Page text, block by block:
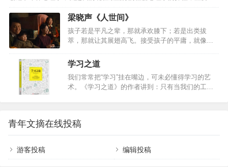
没有思想的局面，这恐怕是以后你们发展的最大瓶颈。”手机很好玩，但
玩手机不会产生价值，而且在浪费价值手机是真的好玩，一玩就能玩一
天…
究人在社会环境影响下的心理活动。关于本书：收集了阿德勒一生的重
要的思想，包括怎么样对待自卑，家庭对一个孩子有什么样的影响，怎
么培养社会兴趣，怎么样融入社会。第一部分：我们和世界的关系阿德
勒认为我们每个人在生活中的一举一动，都是对别人的表演，这个表演
中包括了自己的生存模式。早期的生活风格，在3-5岁的时候就已经基本
形成了。作者为我们总结了四种常见的生活风格第一种.支配统治型…
梁晓声《人世间》
孩子若是平凡之辈，那就承欢膝下；若是出类拔
萃，那就让其展翅高飞。接受孩子的平庸，就像孩
父，孝不比兄，苦不责妻，气不凶子。《人世间》
讲的什么故事？上世纪六十年代末，北方某省会城
市“光字片”区居住着周姓一家，父亲周志刚在西南参
加“大三线”建设，长子周秉义响应国家号召成为第一
的岁月里周家人的命运与时代变迁交织在一起，周
秉义大学毕业后从政，在大刀阔斧的改革中经历仕
途沉浮；周蓉…
学习之道
我们常常把“学习”挂在嘴边，可未必懂得学习的艺
术。《学习之道》的作者讲到：只有当我们的工作
青年文摘在线投稿
游客投稿 编辑投稿